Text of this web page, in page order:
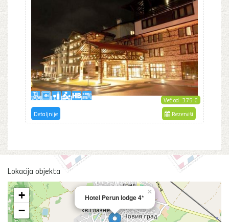
Već od: 375 €
Detaljnije Rezerviši
Lokacija objekta
Hotel Perun lodge 4*
×
+
−